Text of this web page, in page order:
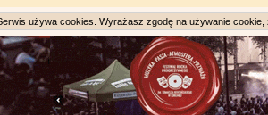
używa cookies. Wyrażasz zgodę na używanie